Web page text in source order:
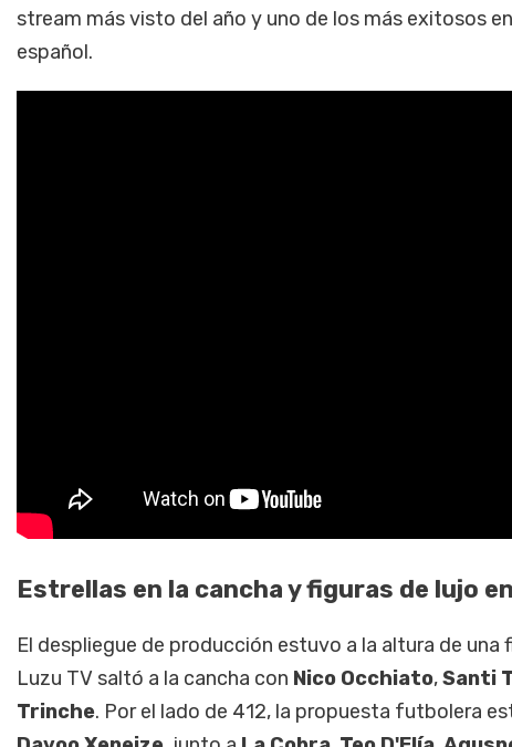
stream más visto del año y uno de los más exitosos
español.
Estrellas en la cancha y figuras de lujo
El despliegue de producción estuvo a la altura de una
Luzu TV saltó a la cancha con Nico Occhiato,Santi
Trinche. Por el lado de 412, la propuesta futbolera